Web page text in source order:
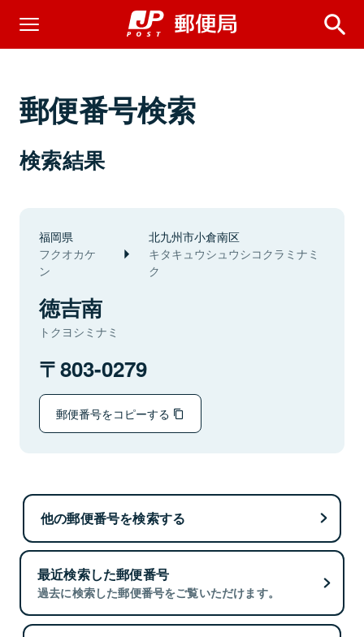
郵便番号検索
検索結果
福岡県
フクオカケ
ン
北九州市小倉南区
キタキュウシュウシコクラミナミ
ク
徳吉南
トクヨシミナミ
803-0279
郵便番号をコピーする
他の郵便番号を検索する
最近検索した郵便番号
過去に検索した郵便番号をご覧いただけます。